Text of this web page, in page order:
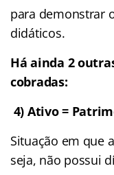
para demonstrar
didáticos.
Há ainda 2
cobradas:
4) Ativo =
Situação em que
seja, não possui